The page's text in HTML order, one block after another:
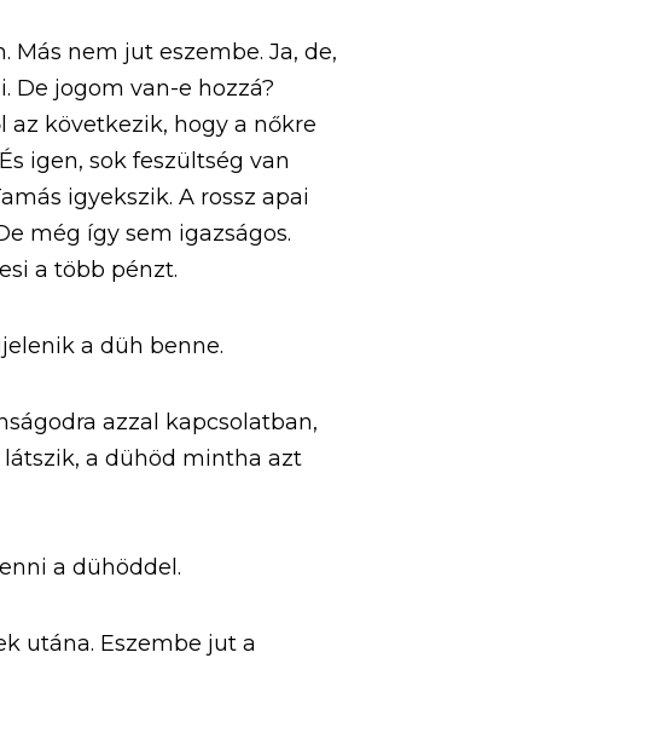
nem jut eszembe. Ja, de,
De jogom van-e hozzá?
következik, hogy a nőkre
igen, sok feszültség van
igyekszik. A rossz apai
még így sem igazságos.
a több pénzt.
a düh benne.
azzal kapcsolatban,
a dühöd mintha azt
a dühöddel.
utána. Eszembe jut a